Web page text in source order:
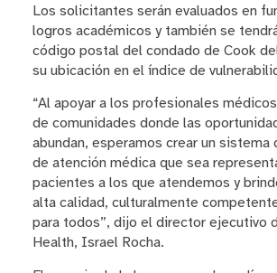
Los solicitantes serán evaluados en
logros académicos y también se
código postal del condado de Cook
su ubicación en el índice de
“Al apoyar a los profesionales
de comunidades donde las
abundan, esperamos crear un sistema
de atención médica que sea
pacientes a los que atendemos y
alta calidad, culturalmente
para todos”, dijo el director ejecutivo
Health, Israel Rocha.